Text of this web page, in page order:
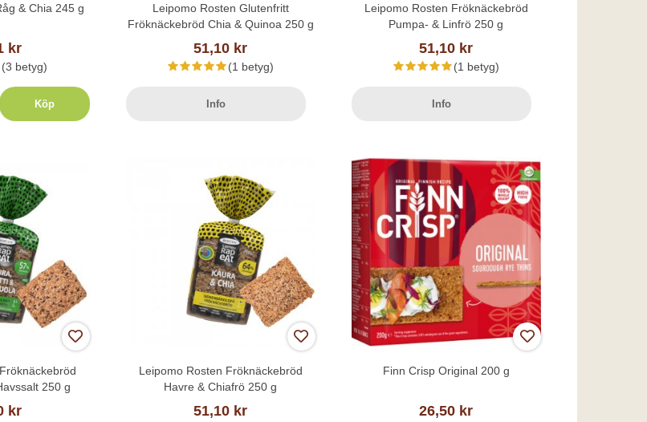
& Chia 245 g
kr
(3 betyg)
Köp
Leipomo Rosten Glutenfritt
Fröknäckebröd Chia & Quinoa 250 g
51,10 kr
(1 betyg)
Info
Leipomo Rosten Fröknäckebröd
Pumpa- & Linfrö 250 g
51,10 kr
(1 betyg)
Info
250 g
kr
Leipomo Rosten Fröknäckebröd
Havre & Chiafrö 250 g
51,10 kr
Finn Crisp Original 200 g
26,50 kr